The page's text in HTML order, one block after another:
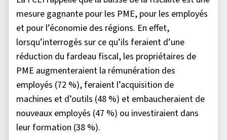
mesure gagnante pour les PME, pour les employés
et pour l’économie des régions. En effet,
lorsqu’interrogés sur ce qu’ils feraient d’une
réduction du fardeau fiscal, les propriétaires de
PME augmenteraient la rémunération des
employés (72 %), feraient l’acquisition de
machines et d’outils (48 %) et embaucheraient de
nouveaux employés (47 %) ou investiraient dans
leur formation (38 %).